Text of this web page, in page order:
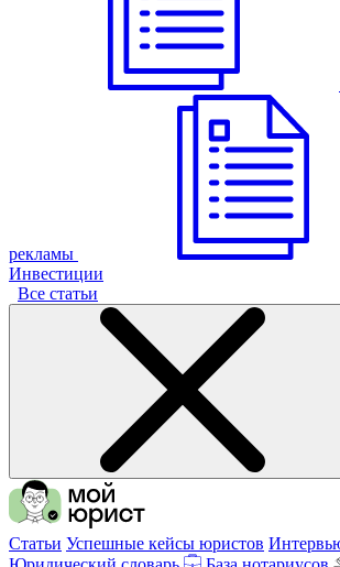
рекламы
Инвестиции
Все статьи
Статьи Успешные кейсы юристов